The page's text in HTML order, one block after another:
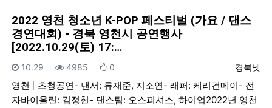
2022 영천 청소년 K-POP 페스티벌 (가요 / 댄스
경연대회) - 경북 영천시 공연행사
[2022.10.29(토) 17:…
등록자
경북넷
등록일
10.29 조회
4985 추천
0
영천
초청공연- 댄서: 류재준, 지소연- 래퍼: 케리건메이- 전
자바이올린: 김정헌- 댄스팀: 오스피셔스, 하이업2022년 영천